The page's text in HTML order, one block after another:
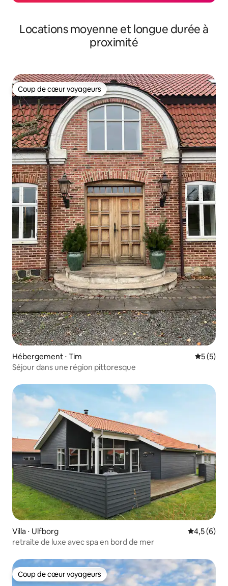
Locations moyenne et longue durée à
proximité
Coup de cœur voyageurs
Coup de cœur voyageurs
Hébergement ⋅ Tim
5 (5)
Séjour dans une région pittoresque
Villa ⋅ Ulfborg Évaluation
4,5 (6)
retraite de luxe avec spa en bord de mer
Coup de cœur voyageurs
Coup de cœur voyageurs